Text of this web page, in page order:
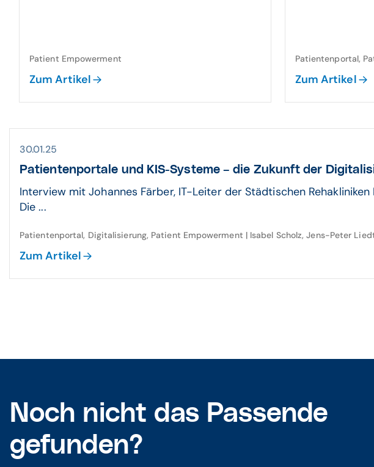
Patient Empowerment
Zum Artikel
Patientenportal,
Zum Artikel
30.01.25
Patientenportale und KIS-Systeme – die Zukunft der
Interview mit Johannes Färber, IT-Leiter der Städtischen Rehakliniken
Die ...
Patientenportal, Digitalisierung, Patient Empowerment | Isabel Scholz, Jens-Peter
Zum Artikel
Noch nicht das Passende
gefunden?